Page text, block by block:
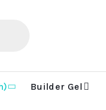
Builder Gel